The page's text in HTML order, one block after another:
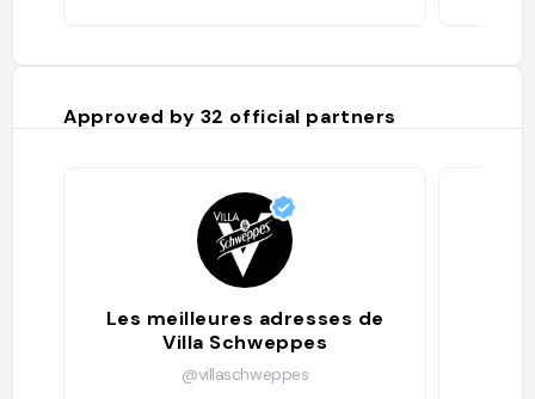
Approved by 32 official partners
Les meilleures adresses de
Villa Schweppes
@villaschweppes